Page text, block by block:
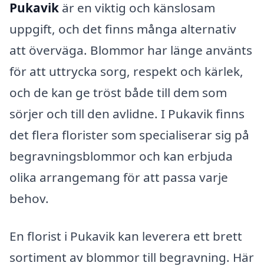
Pukavik är en viktig och känslosam
uppgift, och det finns många alternativ
att överväga. Blommor har länge använts
för att uttrycka sorg, respekt och kärlek,
och de kan ge tröst både till dem som
sörjer och till den avlidne. I Pukavik finns
det flera florister som specialiserar sig på
begravningsblommor och kan erbjuda
olika arrangemang för att passa varje
behov.
En florist i Pukavik kan leverera ett brett
sortiment av blommor till begravning. Här